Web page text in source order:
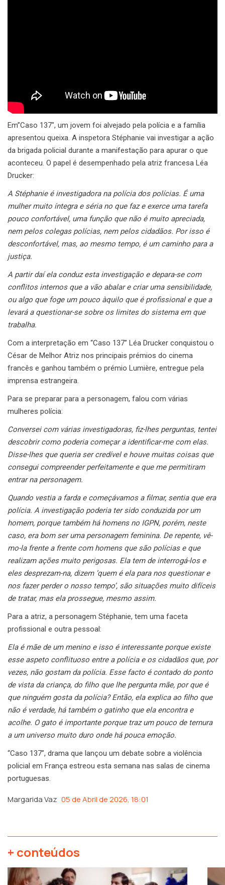
Em”Caso 137″, um jovem foi alvejado pela polícia e a família
apresentou queixa. A inspetora Stéphanie vai investigar a ação
da brigada policial durante a manifestação para apurar o que
aconteceu. O papel é desempenhado pela atriz francesa Léa
Drucker:
A Stéphanie é investigadora na polícia dos polícias. É uma
mulher muito íntegra e séria no que faz e exerce uma tarefa
pouco confortável, uma função que não é muito apreciada,
nem pelos colegas polícias, nem pelos cidadãos. Por isso é
desconfortável, mas, ao mesmo tempo, é um caminho para a
justiça.
A partir daí ela conduz esta investigação e depara-se com
conflitos internos que a vão abalar e criar uma sensibilidade,
ou algo que foge um pouco àquilo que é profissional e que a
levará a questionar-se sobre os limites do sistema em que
trabalha.
Com a interpretação em “Caso 137” Léa Drucker conquistou o
César de Melhor Atriz nos principais prémios do cinema
francês e ganhou também o prémio Lumière, entregue pela
imprensa estrangeira.
Para se preparar para a personagem, falou com várias
mulheres polícia:
Conversei com várias investigadoras, fiz-lhes perguntas, tentei
descobrir como poderia começar a identificar-me com elas.
Disse-lhes que queria ser credível e houve muitas coisas que
consegui compreender perfeitamente e que me permitiram
entrar na personagem.
Quando vestia a farda e começávamos a filmar, sentia que era
polícia. A investigação poderia ter sido conduzida por um
homem, porque também há homens no IGPN, porém, neste
caso, era bom ser uma personagem feminina. De repente, vê-
mo-la frente a frente com homens que são polícias e que
realizam ações muito perigosas. Ela tem de interrogá-los e
eles desprezam-na, dizem ‘quem é ela para nos questionar e
nos fazer perder o nosso tempo’, são situações muito difíceis
de tratar, mas ela prossegue, mesmo assim.
Para a atriz, a personagem Stéphanie, tem uma faceta
profissional e outra pessoal:
Ela é mãe de um menino e isso é interessante porque existe
esse aspeto conflituoso entre a polícia e os cidadãos que, por
vezes, não gostam da polícia. Esse facto é contado do ponto
de vista da criança, do filho que lhe pergunta mãe, por que é
que ninguém gosta da polícia? Então, ela explica ao filho que
não é verdade, há também o gatinho que ela encontra e
acolhe. O gato é importante porque traz um pouco de ternura
a um universo muito duro onde há pouca emoção.
“Caso 137”, drama que lançou um debate sobre a violência
policial em França estreou esta semana nas salas de cinema
portuguesas.
Margarida Vaz 05 de Abril de 2026, 18:01
+ conteúdos